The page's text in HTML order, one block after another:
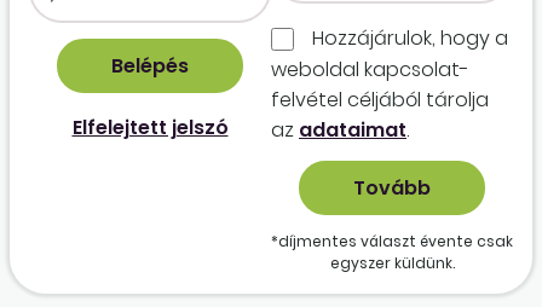
Elfelejtett jelszó
Hozzájárulok, hogy a
weboldal kapcso­lat­
felvétel céljából tárolja
az adataimat.
*díjmentes választ évente csak
egyszer küldünk.